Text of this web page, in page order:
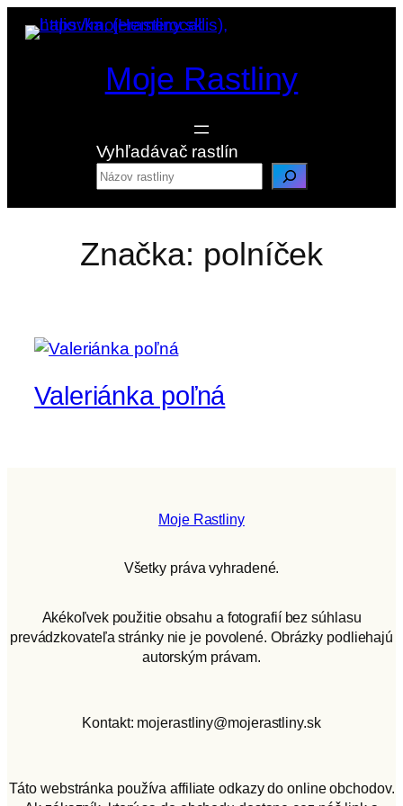
Prejsť
na
Moje Rastliny
Vyhľadávač rastlín
Značka: polníček
Valeriánka poľná
Moje Rastliny
Všetky práva vyhradené.
Akékoľvek použitie obsahu a fotografií bez súhlasu
prevádzkovateľa stránky nie je povolené. Obrázky podliehajú
autorským právam.
Kontakt: mojerastliny@mojerastliny.sk
Táto webstránka používa affiliate odkazy do online obchodov.